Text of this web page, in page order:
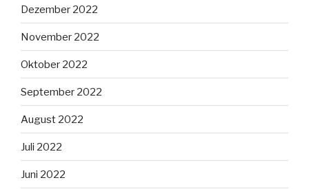
Dezember 2022
November 2022
Oktober 2022
September 2022
August 2022
Juli 2022
Juni 2022